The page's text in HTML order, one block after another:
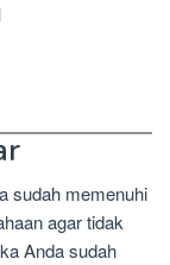
sudah memenuhi
agar tidak
Anda sudah